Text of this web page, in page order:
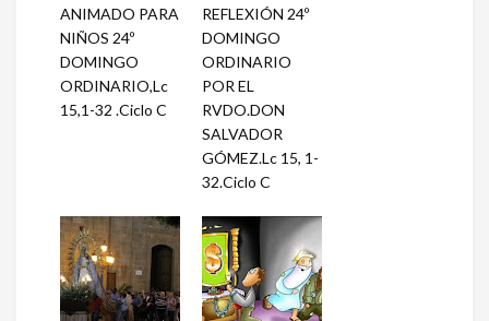
ANIMADO PARA
NIÑOS 24º
DOMINGO
ORDINARIO,Lc
15,1-32 .Ciclo C
REFLEXIÓN 24º
DOMINGO
ORDINARIO
POR EL
RVDO.DON
SALVADOR
GÓMEZ.Lc 15, 1-
32.Ciclo C